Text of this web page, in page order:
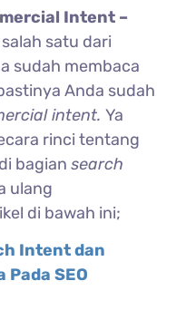
Intent –
satu dari
sudah membaca
Anda sudah
intent.Ya
rinci tentang
di bagiansearch
ulang
di bawah ini;
Intent dan
SEO